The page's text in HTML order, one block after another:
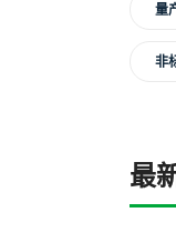
量
非
最